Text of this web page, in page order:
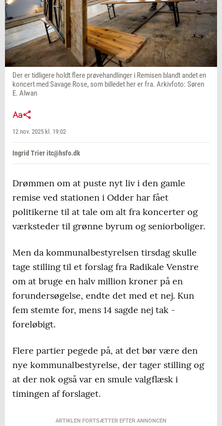
Der er tidligere holdt flere prøvehandlinger i Remisen blandt andet en
koncert med Savage Rose, som billedet her er fra. Arkivfoto: Søren
E. Alwan
12 nov. 2025 kl. 19:02
Ingrid Trier itc@hsfo.dk
Drømmen om at puste nyt liv i den gamle
remise ved stationen i Odder har fået
politikerne til at tale om alt fra koncerter og
værksteder til grønne byrum og seniorboliger.
Men da kommunalbestyrelsen tirsdag skulle
tage stilling til et forslag fra Radikale Venstre
om at bruge en halv million kroner på en
forundersøgelse, endte det med et nej. Kun
fem stemte for, mens 14 sagde nej tak -
foreløbigt.
Flere partier pegede på, at det bør være den
nye kommunalbestyrelse, der tager stilling og
at der nok også var en smule valgflæsk i
timingen af forslaget.
ARTIKLEN FORTSÆTTER EFTER ANNONCEN